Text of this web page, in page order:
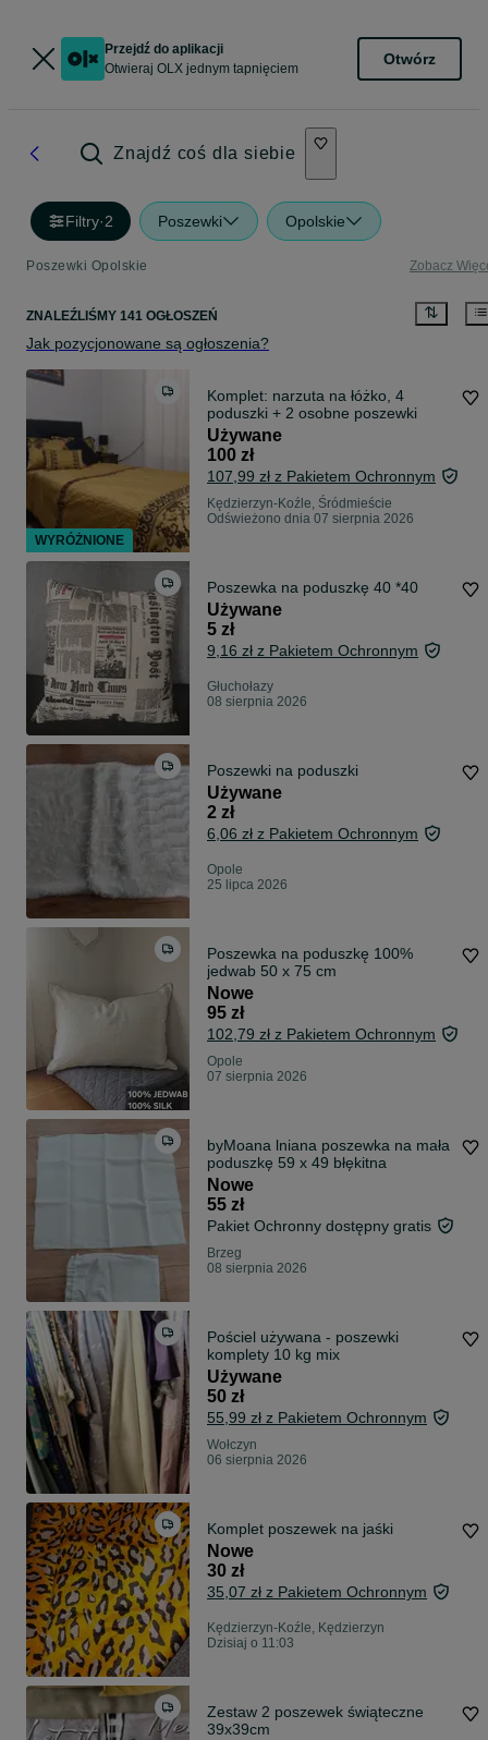
Przejdź do aplikacji
Otwieraj OLX jednym tapnięciem
Otwórz
Znajdź coś dla siebie
Filtry·2 Poszewki Opolskie
Poszewki Opolskie Zobacz
ZNALEŹLIŚMY 141 OGŁOSZEŃ
Jak pozycjonowane są ogłoszenia?
Komplet: narzuta na łóżko, 4
poduszki + 2 osobne poszewki
Używane
100 zł
107,99 zł z Pakietem Ochronnym
Kędzierzyn-Koźle, Śródmieście
Odświeżono dnia 07 sierpnia 2026
Poszewka na poduszkę 40 *40
Używane
5 zł
9,16 zł z Pakietem Ochronnym
Głuchołazy
08 sierpnia 2026
Poszewki na poduszki
Używane
2 zł
6,06 zł z Pakietem Ochronnym
Opole
25 lipca 2026
Poszewka na poduszkę 100%
jedwab 50 x 75 cm
Nowe
95 zł
102,79 zł z Pakietem Ochronnym
Opole
07 sierpnia 2026
byMoana lniana poszewka na mała
poduszkę 59 x 49 błękitna
Nowe
55 zł
Pakiet Ochronny dostępny gratis
Brzeg
08 sierpnia 2026
Pościel używana - poszewki
komplety 10 kg mix
Używane
50 zł
55,99 zł z Pakietem Ochronnym
Wołczyn
06 sierpnia 2026
Komplet poszewek na jaśki
Nowe
30 zł
35,07 zł z Pakietem Ochronnym
Kędzierzyn-Koźle, Kędzierzyn
Dzisiaj o 11:03
Zestaw 2 poszewek świąteczne
39x39cm
WYRÓŻNIONE